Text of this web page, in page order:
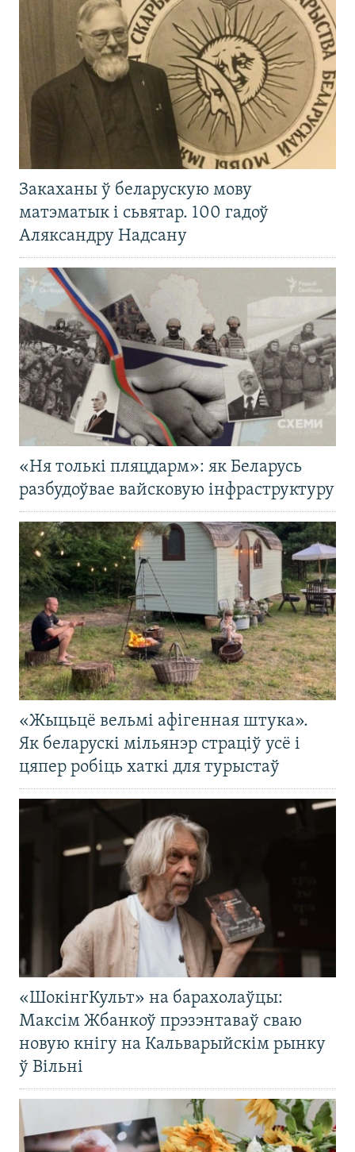
Закаханы ў беларускую мову
матэматык і сьвятар. 100 гадоў
Аляксандру Надсану
«Ня толькі пляцдарм»: як Беларусь
разбудоўвае вайсковую інфраструктуру
«Жыцьцё вельмі афігенная штука».
Як беларускі мільянэр страціў усё і
цяпер робіць хаткі для турыстаў
«ШокінгКульт» на барахолаўцы:
Максім Жбанкоў прэзэнтаваў сваю
новую кнігу на Кальварыйскім рынку
ў Вільні